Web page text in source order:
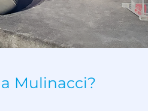
Mulinacci?